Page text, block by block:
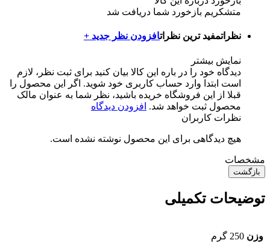
متشکریم بازخورد شما دریافت شد
نظراتمفید ترین نظراتافزودن نظر جدید +
نمایش بیشتر
دیدگاه خود را در باره این کالا بیان کنید برای ثبت نظر، لازم
است ابتدا وارد حساب کاربری خود شوید. اگر این محصول را
قبلا از این فروشگاه خریده باشید، نظر شما به عنوان مالک
محصول ثبت خواهد شد. افزودن دیدگاه
نظرات کاربران
هیچ دیدگاهی برای این محصول نوشته نشده است.
مشخصات
بازگشت
توضیحات تکمیلی
وزن 250 گرم